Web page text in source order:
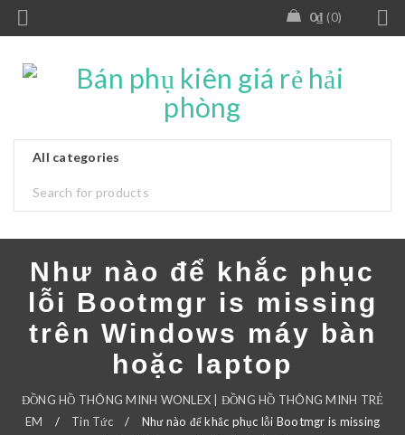
0₫ 0
Như nào để khắc phục
lỗi Bootmgr is missing
trên Windows máy bàn
hoặc laptop
ĐỒNG HỒ THÔNG MINH WONLEX | ĐỒNG HỒ THÔNG MINH TRẺ
EM
/ Tin Tức /
Như nào để khắc phục lỗi Bootmgr is missing